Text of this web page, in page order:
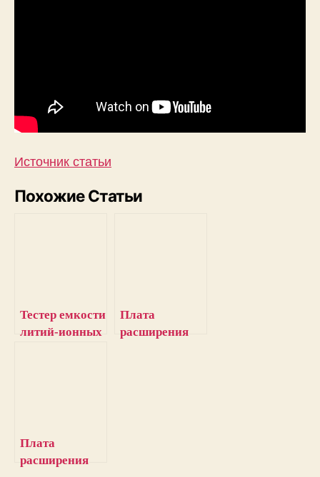
Источник статьи
Похожие Статьи
Тестер емкости
литий-ионных
Плата
расширения
Плата
расширения